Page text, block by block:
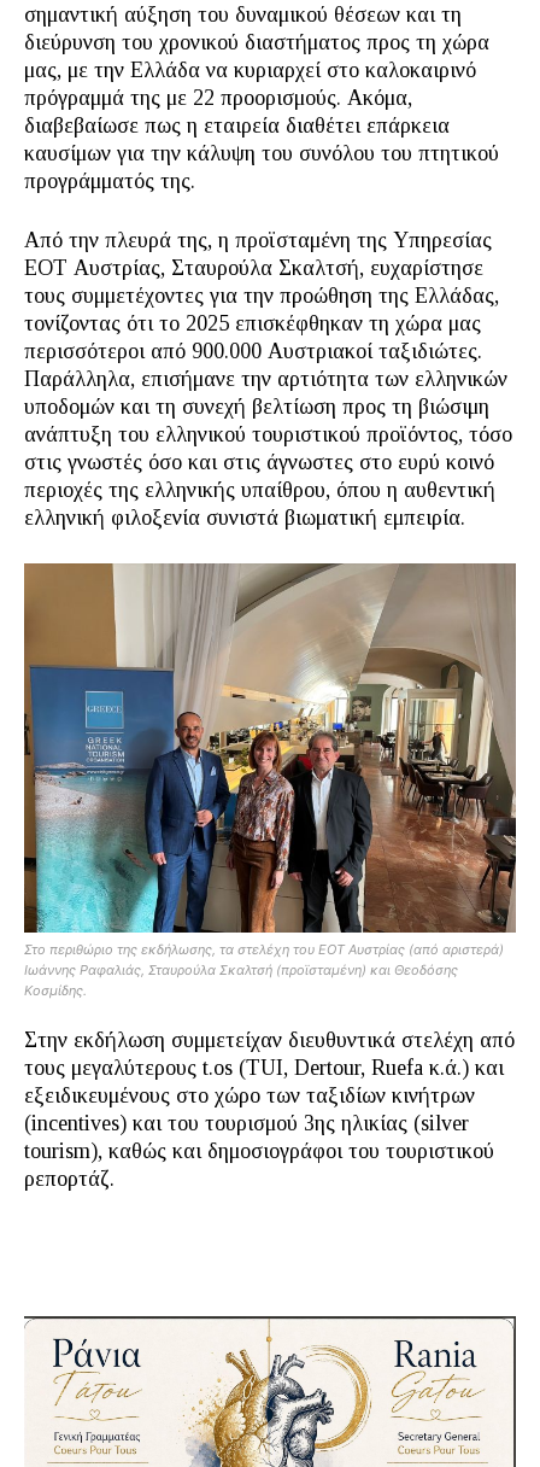
σημαντική αύξηση του δυναμικού θέσεων και τη
διεύρυνση του χρονικού διαστήματος προς τη χώρα
μας, με την Ελλάδα να κυριαρχεί στο καλοκαιρινό
πρόγραμμά της με 22 προορισμούς. Ακόμα,
διαβεβαίωσε πως η εταιρεία διαθέτει επάρκεια
καυσίμων για την κάλυψη του συνόλου του πτητικού
προγράμματός της.
Από την πλευρά της, η προϊσταμένη της Υπηρεσίας
ΕΟΤ Αυστρίας, Σταυρούλα Σκαλτσή, ευχαρίστησε
τους συμμετέχοντες για την προώθηση της Ελλάδας,
τονίζοντας ότι το 2025 επισκέφθηκαν τη χώρα μας
περισσότεροι από 900.000 Αυστριακοί ταξιδιώτες.
Παράλληλα, επισήμανε την αρτιότητα των ελληνικών
υποδομών και τη συνεχή βελτίωση προς τη βιώσιμη
ανάπτυξη του ελληνικού τουριστικού προϊόντος, τόσο
στις γνωστές όσο και στις άγνωστες στο ευρύ κοινό
περιοχές της ελληνικής υπαίθρου, όπου η αυθεντική
ελληνική φιλοξενία συνιστά βιωματική εμπειρία.
Στο περιθώριο της εκδήλωσης, τα στελέχη του ΕΟΤ Αυστρίας (από αριστερά)
Ιωάννης Ραφαλιάς, Σταυρούλα Σκαλτσή (προϊσταμένη) και Θεοδόσης
Κοσμίδης.
Στην εκδήλωση συμμετείχαν διευθυντικά στελέχη από
τους μεγαλύτερους t.os (TUI, Dertour, Ruefa κ.ά.) και
εξειδικευμένους στο χώρο των ταξιδίων κινήτρων
(incentives) και του τουρισμού 3ης ηλικίας (silver
tourism), καθώς και δημοσιογράφοι του τουριστικού
ρεπορτάζ.